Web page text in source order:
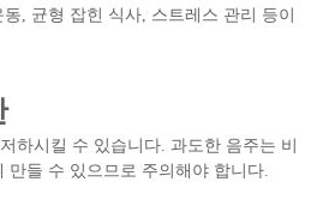
, 균형 잡힌 식사, 스트레스 관리 등이
하시킬 수 있습니다. 과도한 음주는 비
들 수 있으므로 주의해야 합니다.